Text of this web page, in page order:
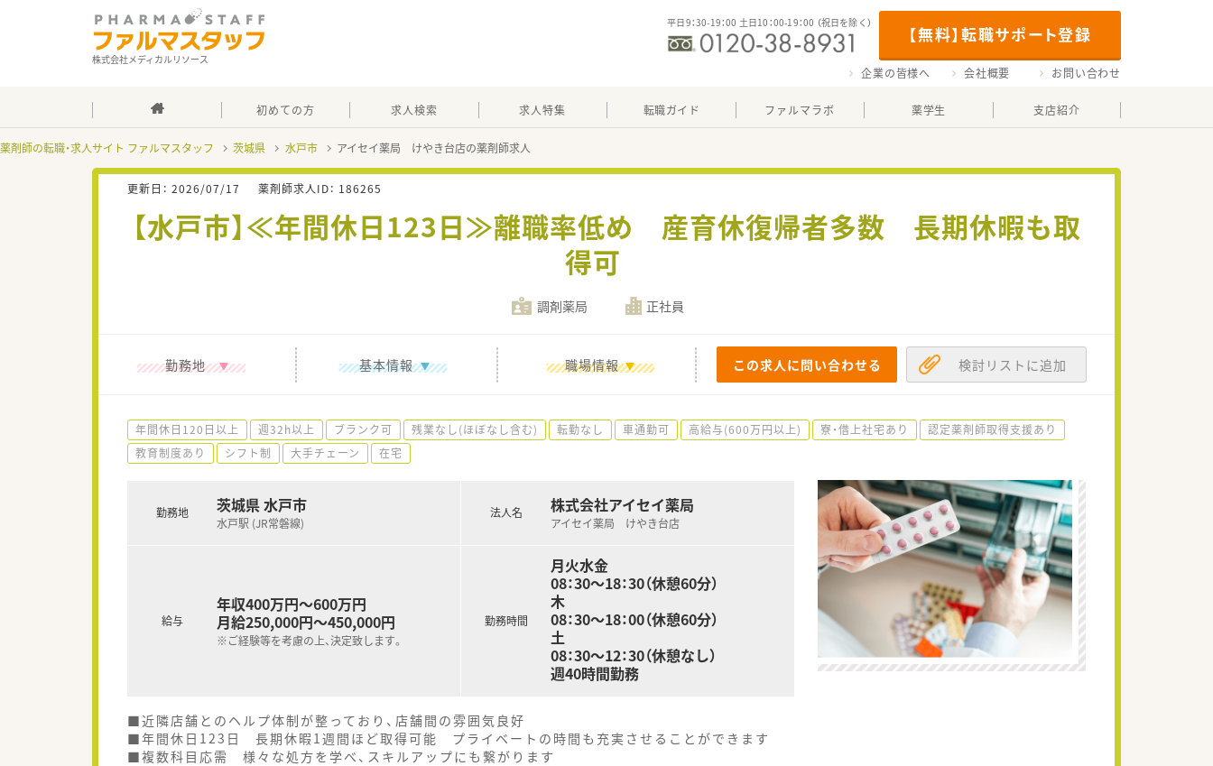
株式会社メディカルリソース
【無料】転職サポート登録
平日9：30-19：00 土日10：00-19：00 （祝日を除く）
企業の皆様へ 会社概要 お問い合わせ
初めての方 求人検索 求人特集 転職ガイド ファルマラボ 薬学生 支店紹介
薬剤師の転職・求人サイト ファルマスタッフ 茨城県 水戸市 アイセイ薬局 けやき台店の薬剤師求人
更新日： 2026/07/17 薬剤師求人ID： 186265
【水戸市】≪年間休日123日≫離職率低め 産育休復帰者多数 長期休暇も取
得可
調剤薬局 正社員
勤務地 基本情報 職場情報 この求人に問い合わせる 検討リストに追加
年間休日120日以上 週32h以上 ブランク可 残業なし(ほぼなし含む) 転勤なし 車通勤可 高給与(600万円以上) 寮・借上社宅あり
認定薬剤師取得支援あり
教育制度あり
シフト制 大手チェーン 在宅
勤務地 茨城県 水戸市
水戸駅 (JR常磐線)
給与
年収400万円～600万円
月給250,000円～450,000円
※ご経験等を考慮の上、決定致します。
法人名 株式会社アイセイ薬局
アイセイ薬局 けやき台店
勤務時間
月火水金
08：30～18：30（休憩60分）
木
08：30～18：00（休憩60分）
土
08：30～12：30（休憩なし）
週40時間勤務
■近隣店舗とのヘルプ体制が整っており、店舗間の雰囲気良好
■年間休日123日 長期休暇1週間ほど取得可能 プライベートの時間も充実させることができます
■複数科目応需 様々な処方を学べ、スキルアップにも繋がります